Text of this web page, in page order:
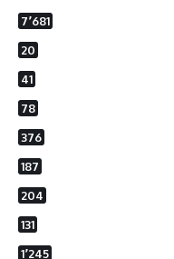
7٬681
20
41
78
376
187
204
131
1٬245